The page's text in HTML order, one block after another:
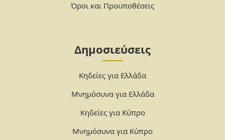
Όροι και Προϋποθέσεις
Δημοσιεύσεις
Κηδείες για Ελλάδα
Μνημόσυνα για Ελλάδα
Κηδείες για Κύπρο
Μνημόσυνα για Κύπρο